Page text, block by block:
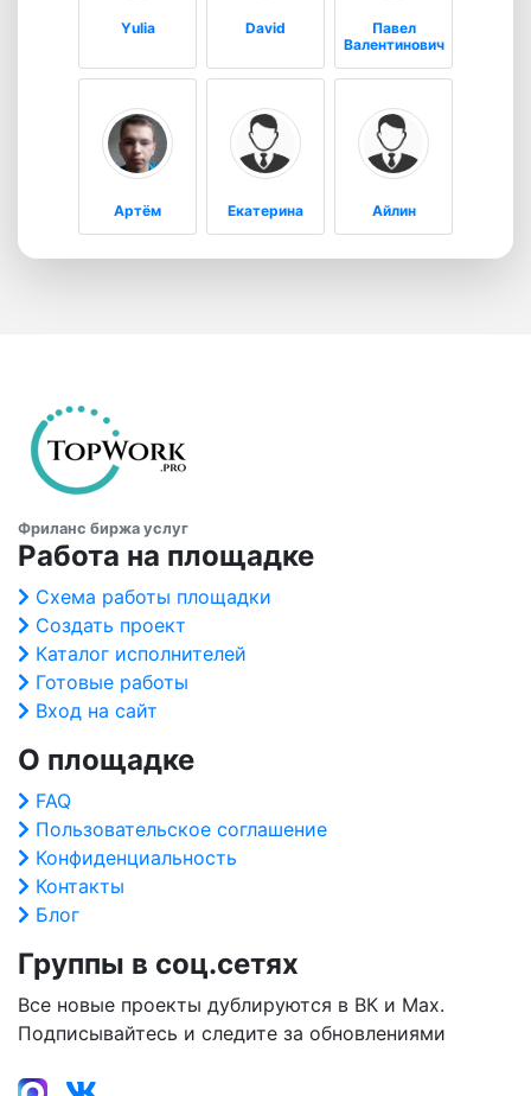
Yulia David
Павел
Валентинович
Артём Екатерина Айлин
Фриланс биржа услуг
Работа на площадке
Схема работы площадки
Создать проект
Каталог исполнителей
Готовые работы
Вход на сайт
О площадке
FAQ
Пользовательское соглашение
Конфиденциальность
Контакты
Блог
Группы в соц.сетях
Все новые проекты дублируются в ВК и Max.
Подписывайтесь и следите за обновлениями